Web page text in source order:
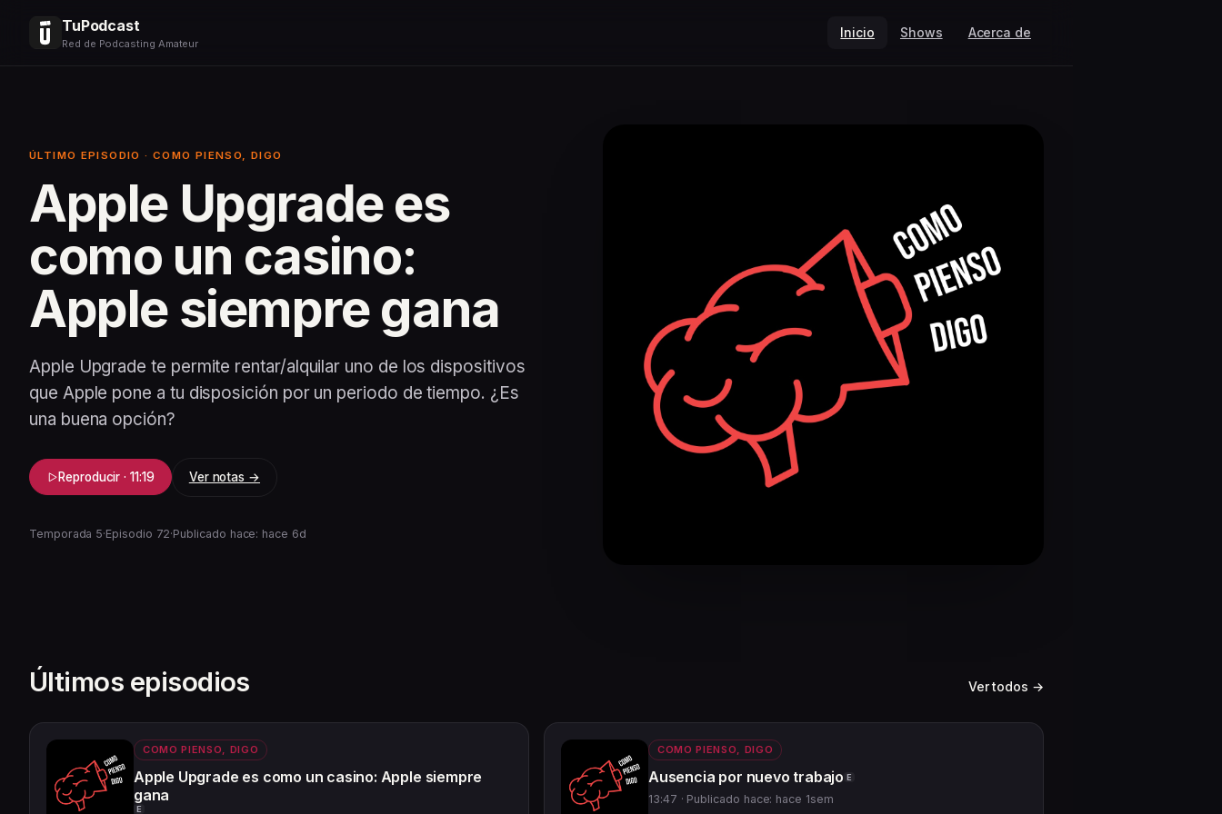
TuPodcast
Red de Podcasting Amateur
Inicio Shows Acerca de
ÚLTIMO EPISODIO · COMO PIENSO, DIGO
Apple Upgrade es
como un casino:
Apple siempre gana
Apple Upgrade te permite rentar/alquilar uno de los dispositivos
que Apple pone a tu disposición por un periodo de tiempo. ¿Es
una buena opción?
Reproducir · 11:19 Ver notas →
Temporada 5·Episodio 72·Publicado hace: hace 6d
Últimos episodios Ver todos →
COMO PIENSO, DIGO
Apple Upgrade es como un casino: Apple siempre
gana
E
COMO PIENSO, DIGO
Ausencia por nuevo trabajo E
13:47 · Publicado hace: hace 1sem